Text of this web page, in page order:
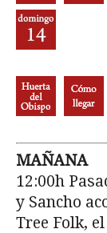
MAÑANA
12:00h
y Sancho
Tree Folk,